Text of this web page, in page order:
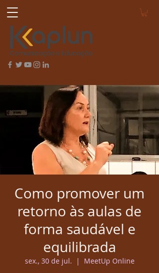
Como promover um
retorno às aulas de
forma saudável e
equilibrada
sex., 30 de jul.
  |
MeetUp Online